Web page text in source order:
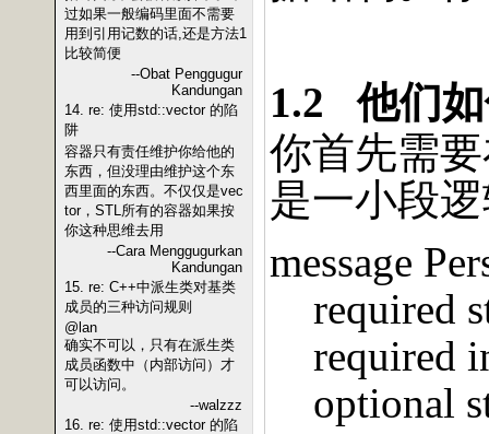
过如果一般编码里面不需要
用到引用记数的话,还是方法1
比较简便
--Obat Penggugur
Kandungan
14. re: 使用std::vector 的陷
阱
容器只有责任维护你给他的
东西，但没理由维护这个东
西里面的东西。不仅仅是vec
tor，STL所有的容器如果按
你这种思维去用
--Cara Menggugurkan
Kandungan
15. re: C++中派生类对基类
成员的三种访问规则
@lan
确实不可以，只有在派生类
成员函数中（内部访问）才
可以访问。
--walzzz
16. re: 使用std::vector 的陷
1.2他们
你首先需
是一小段
message
required
required
optional